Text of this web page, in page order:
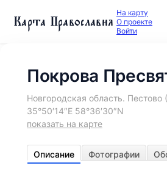
Карта Православия На карту
О проекте
Войти
Покрова
Новгородская область.
35°50′14″E 58°36′30″N
показать на карте
Описание Фотографии